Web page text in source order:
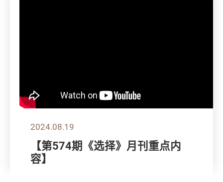
2024.08.19
【第574期《选择》月刊重点内
容】